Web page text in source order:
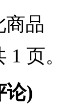
商品
1 页。
论)